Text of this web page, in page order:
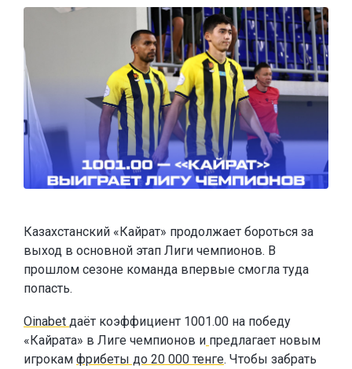
Казахстанский «Кайрат» продолжает бороться за
выход в основной этап Лиги чемпионов. В
прошлом сезоне команда впервые смогла туда
попасть.
Oinabet даёт коэффициент 1001.00 на победу
«Кайрата» в Лиге чемпионов и предлагает новым
игрокам фрибеты до 20 000 тенге. Чтобы забрать